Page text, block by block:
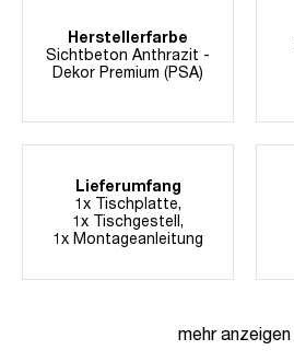
Herstellerfarbe
Sichtbeton Anthrazit -
Dekor Premium (PSA)
Lieferumfang
1x Tischplatte,
1x Tischgestell,
1x Montageanleitung
mehr anzeigen